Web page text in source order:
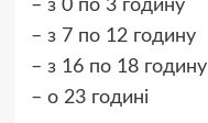
– з 0 по 3 годину
– з 7 по 12 годину
– з 16 по 18 годину
– о 23 годині